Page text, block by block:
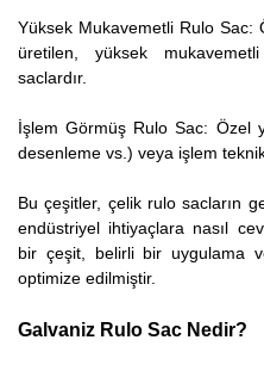
Yüksek Mukavemetli Rulo Sac:
üretilen, yüksek
saclardır.
İşlem Görmüş Rulo Sac: Özel
desenleme vs.) veya işlem
Bu çeşitler, çelik rulo sacların
endüstriyel ihtiyaçlara nasıl
bir çeşit, belirli bir uygulama
optimize edilmiştir.
Galvaniz Rulo Sac Nedir?